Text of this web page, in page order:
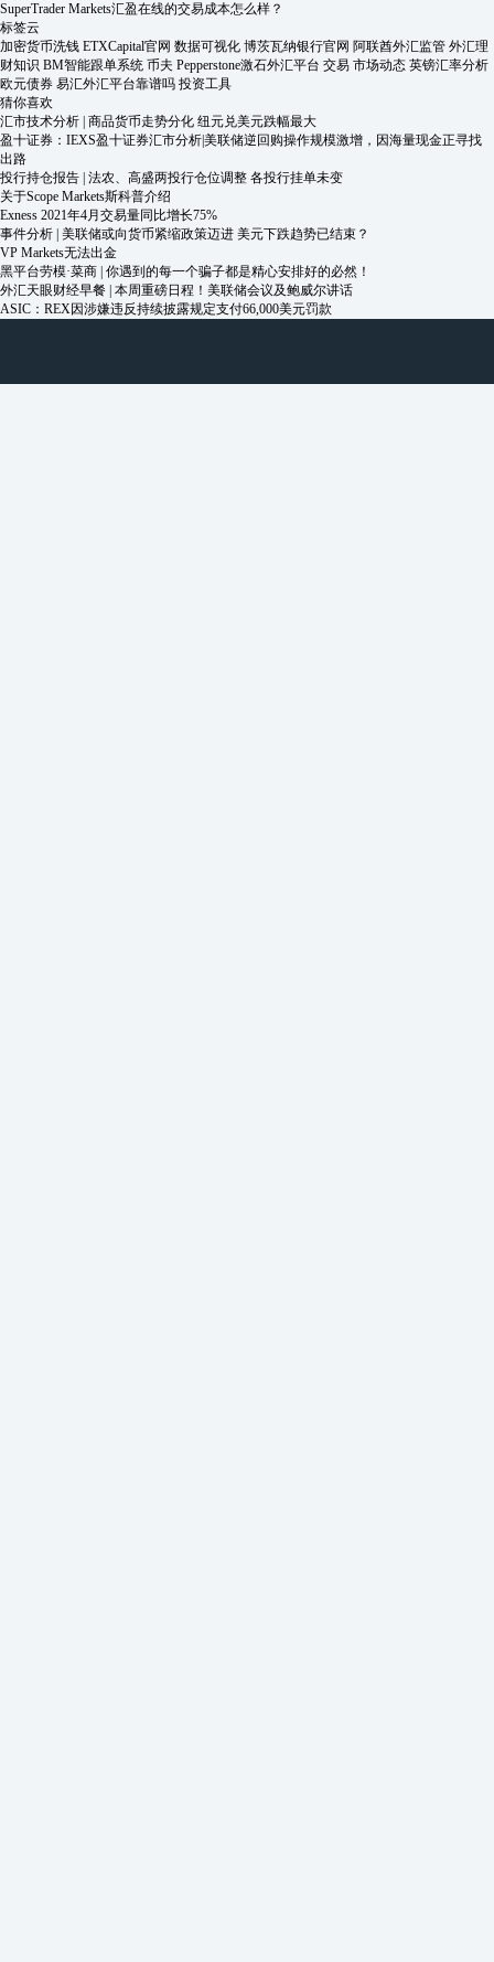
SuperTrader Markets汇盈在线的交易成本怎么样？
标签云
加密货币洗钱 ETXCapital官网 数据可视化 博茨瓦纳银行官网 阿联酋外汇监管 外汇理
财知识 BM智能跟单系统 币夫 Pepperstone激石外汇平台 交易 市场动态 英镑汇率分析
欧元债券 易汇外汇平台靠谱吗 投资工具
猜你喜欢
汇市技术分析 | 商品货币走势分化 纽元兑美元跌幅最大
盈十证券：IEXS盈十证券汇市分析|美联储逆回购操作规模激增，因海量现金正寻找
出路
投行持仓报告 | 法农、高盛两投行仓位调整 各投行挂单未变
关于Scope Markets斯科普介绍
Exness 2021年4月交易量同比增长75%
事件分析 | 美联储或向货币紧缩政策迈进 美元下跌趋势已结束？
VP Markets无法出金
黑平台劳模·菜商 | 你遇到的每一个骗子都是精心安排好的必然！
外汇天眼财经早餐 | 本周重磅日程！美联储会议及鲍威尔讲话
ASIC：REX因涉嫌违反持续披露规定支付66,000美元罚款